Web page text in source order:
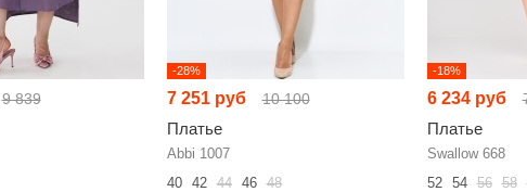
9 839
-28%
7 251 руб 10 100
Платье
Abbi 1007
40
42 44 46 48
-18%
6 234 руб
Платье
Swallow 668
52
54 56 58